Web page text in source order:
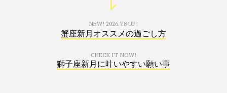
NEW! 2026.7.8 UP!
蟹座新月オススメの過ごし方
CHECK IT NOW!
獅子座新月に叶いやすい願い事